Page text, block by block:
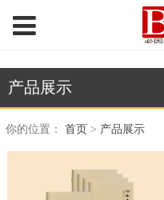
产品展示
你的位置：首页 > 产品展示